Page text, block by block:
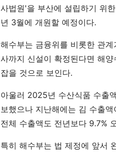
사법원'을 부산에 설립하기 위
년 3월에 개원할 예정이다.
해수부는 금융위를 비롯한 관
사까지 신설이 확정된다면 해
잡을 것으로 보인다.
아울러 2025년 수산식품 수출
보했으나 지난해에는 김 수출
전체 수출액도 전년보다 9.7%
특히 해수부는 법 제정에 앞서